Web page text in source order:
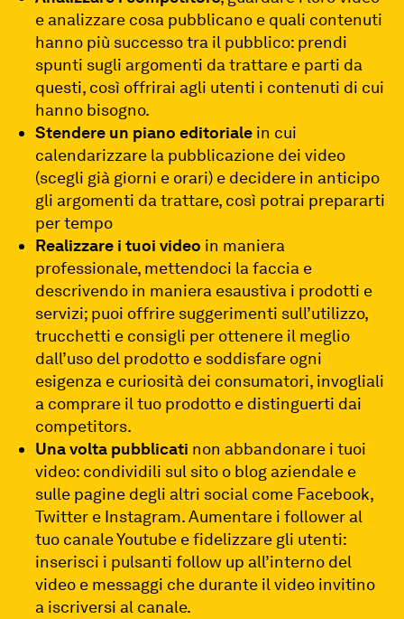
e analizzare cosa pubblicano e quali contenuti
hanno più successo tra il pubblico: prendi
spunti sugli argomenti da trattare e parti da
questi, così offrirai agli utenti i contenuti di cui
hanno bisogno.
Stendere un piano editoriale in cui
calendarizzare la pubblicazione dei video
(scegli già giorni e orari) e decidere in anticipo
gli argomenti da trattare, così potrai prepararti
per tempo
Realizzare i tuoi video in maniera
professionale, mettendoci la faccia e
descrivendo in maniera esaustiva i prodotti e
servizi; puoi offrire suggerimenti sull’utilizzo,
trucchetti e consigli per ottenere il meglio
dall’uso del prodotto e soddisfare ogni
esigenza e curiosità dei consumatori, invogliali
a comprare il tuo prodotto e distinguerti dai
competitors.
Una volta pubblicati non abbandonare i tuoi
video: condividili sul sito o blog aziendale e
sulle pagine degli altri social come Facebook,
Twitter e Instagram. Aumentare i follower al
tuo canale Youtube e fidelizzare gli utenti:
inserisci i pulsanti follow up all’interno del
video e messaggi che durante il video invitino
a iscriversi al canale.